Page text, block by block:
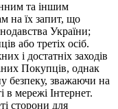
та іншим
на їх запит, що
України;
або третіх осіб.
і достатніх заходів
Покупців, однак
безпеку, зважаючи на
в мережі Інтернет.
сторони для